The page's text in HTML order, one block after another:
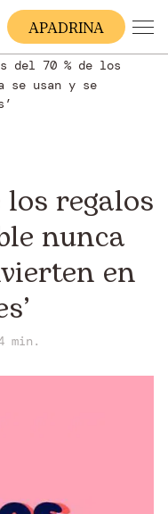
APADRINA
del 70 % de los
se usan y se
regalos
nunca
en
min.